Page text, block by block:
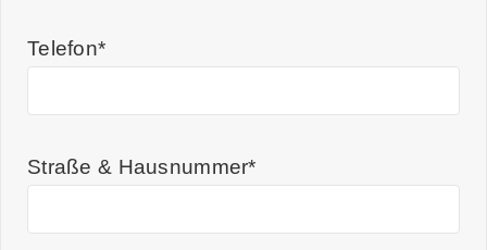
Telefon*
Straße & Hausnummer*